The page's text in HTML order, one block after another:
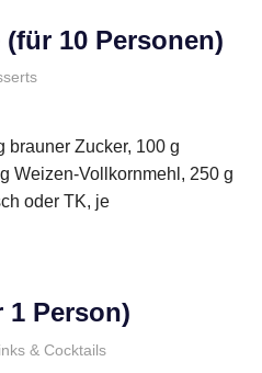
10 Personen)
brauner Zucker, 100 g
Weizen-Vollkornmehl, 250 g
oder TK, je
1 Person)
& Cocktails